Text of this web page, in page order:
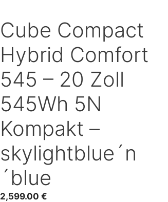
Cube Compact
Hybrid Comfort
545 – 20 Zoll
545Wh 5N
Kompakt –
skylightblue´n
´blue
2,599.00 €